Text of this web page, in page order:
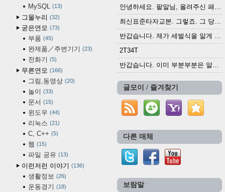
MySQL 13
그물누리 32
굳은연모 73
부품 45
완제품／주변기기 23
전화기 5
무른연모 166
그림,동영상 20
놀이 33
문서 15
윈도우 44
리눅스 21
C, C++ 5
웹 15
파일 공유 13
이런저런 이야기 136
생활정보 26
운동경기 18
최신표준타자교본. 그렇죠. 그 당시에 최신 표준...
2T34T
반갑습니다. 이미 부분부분은 알려진 정보들이...
글모이 / 즐겨찾기
다른 매체
보람말